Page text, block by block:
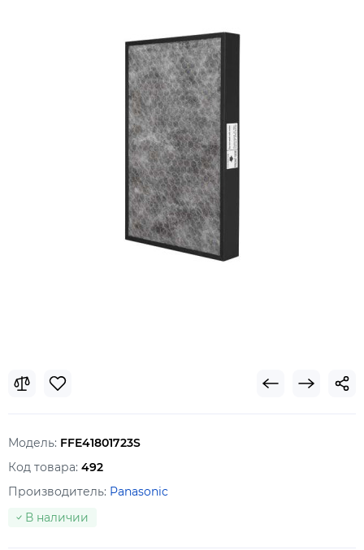
Модель: FFE41801723S
Код товара: 492
Производитель: Panasonic
В наличии